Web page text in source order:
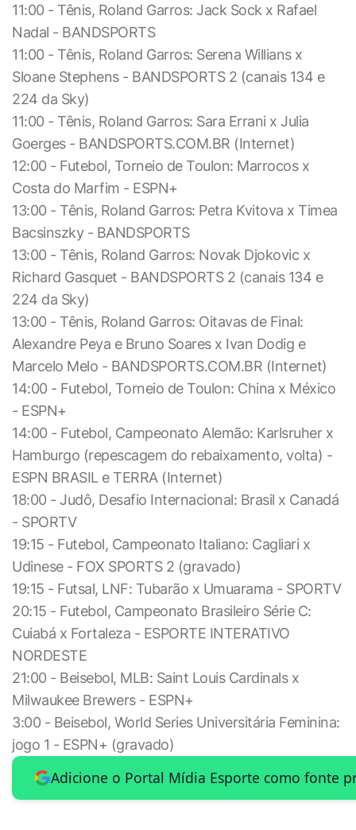
11:00 - Tênis, Roland Garros: Jack Sock x Rafael
Nadal - BANDSPORTS
11:00 - Tênis, Roland Garros: Serena Willians x
Sloane Stephens - BANDSPORTS 2 (canais 134 e
224 da Sky)
11:00 - Tênis, Roland Garros: Sara Errani x Julia
Goerges - BANDSPORTS.COM.BR (Internet)
12:00 - Futebol, Torneio de Toulon: Marrocos x
Costa do Marfim - ESPN+
13:00 - Tênis, Roland Garros: Petra Kvitova x Timea
Bacsinszky - BANDSPORTS
13:00 - Tênis, Roland Garros: Novak Djokovic x
Richard Gasquet - BANDSPORTS 2 (canais 134 e
224 da Sky)
13:00 - Tênis, Roland Garros: Oitavas de Final:
Alexandre Peya e Bruno Soares x Ivan Dodig e
Marcelo Melo - BANDSPORTS.COM.BR (Internet)
14:00 - Futebol, Torneio de Toulon: China x México
- ESPN+
14:00 - Futebol, Campeonato Alemão: Karlsruher x
Hamburgo (repescagem do rebaixamento, volta) -
ESPN BRASIL e TERRA (Internet)
18:00 - Judô, Desafio Internacional: Brasil x Canadá
- SPORTV
19:15 - Futebol, Campeonato Italiano: Cagliari x
Udinese - FOX SPORTS 2 (gravado)
19:15 - Futsal, LNF: Tubarão x Umuarama - SPORTV
20:15 - Futebol, Campeonato Brasileiro Série C:
Cuiabá x Fortaleza - ESPORTE INTERATIVO
NORDESTE
21:00 - Beisebol, MLB: Saint Louis Cardinals x
Milwaukee Brewers - ESPN+
3:00 - Beisebol, World Series Universitária Feminina:
jogo 1 - ESPN+ (gravado)
Adicione o Portal Mídia Esporte como fonte